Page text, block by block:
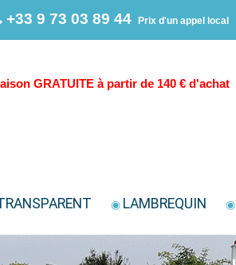
+33 9 73 03 89 44 Prix d'un appel local
GRATUITE à partir de 140 € d'achat
◉ LAMBREQUIN ◉